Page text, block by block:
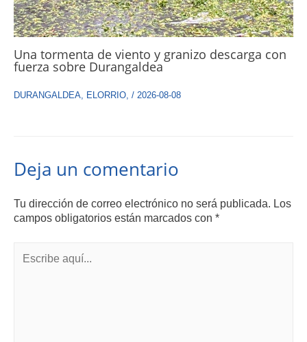
Una tormenta de viento y granizo descarga con
fuerza sobre Durangaldea
DURANGALDEA, ELORRIO, / 2026-08-08
Deja un comentario
Tu dirección de correo electrónico no será publicada. Los
campos obligatorios están marcados con *